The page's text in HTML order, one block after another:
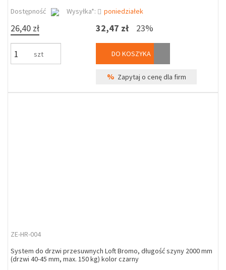
Dostępność
Wysyłka*: poniedziałek
26,40 zł
szt
32,47 zł 23%
DO KOSZYKA
% Zapytaj o cenę dla firm
ZE-HR-004
System do drzwi przesuwnych Loft Bromo, długość szyny 2000 mm
(drzwi 40-45 mm, max. 150 kg) kolor czarny